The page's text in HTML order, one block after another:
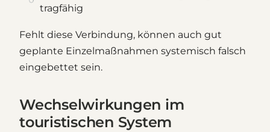
tragfähig
Fehlt diese Verbindung, können auch gut
geplante Einzelmaßnahmen systemisch falsch
eingebettet sein.
Wechselwirkungen im
touristischen System